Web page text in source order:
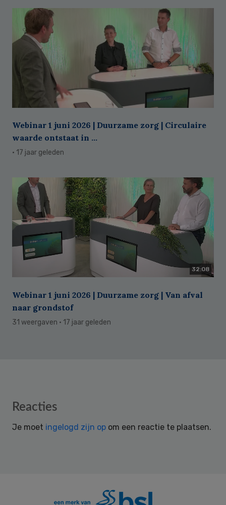
Webinar 1 juni 2026 | Duurzame zorg | Circulaire
waarde ontstaat in ...
· 17 jaar geleden
32:08
Webinar 1 juni 2026 | Duurzame zorg | Van afval
naar grondstof
31 weergaven · 17 jaar geleden
Reader
Reacties
Je moet ingelogd zijn op om een reactie te plaatsen.